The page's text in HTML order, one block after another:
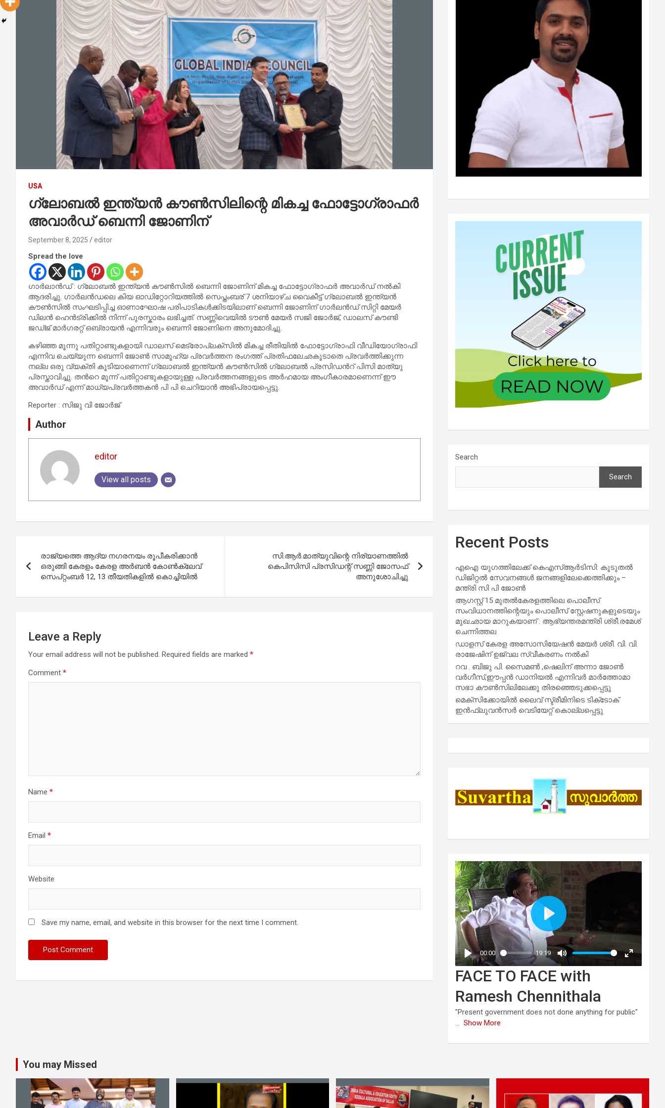
USA
ഗ്ലോബൽ ഇന്ത്യൻ കൗൺസിലിന്റെ മികച്ച ഫോട്ടോഗ്രാഫർ
അവാർഡ് ബെന്നി ജോണിന്
September 8, 2025 editor
Spread the love
ഗാർലാൻഡ് : ഗ്ലോബൽ ഇന്ത്യൻ കൗൺസിൽ ബെന്നി ജോണിന് മികച്ച ഫോട്ടോഗ്രാഫർ അവാർഡ് നൽകി
ആദരിച്ചു. ഗാർലൻഡലെ കിയ ഓഡിറ്റോറിയത്തിൽ സെപ്തംബര് 7 ശനിയാഴ്ച വൈകീട്ട് ഗ്ലോബൽ ഇന്ത്യൻ
കൗൺസിൽ സംഘടിപ്പിച്ച ഓണാഘോഷ പരിപാടികൾക്കിടയിലാണ് ബെന്നി ജോണിന് ഗാർലൻഡ് സിറ്റി മേയർ
ഡിലൻ ഹെൻട്രിക്കിൽ നിന്ന് പുരസ്കാരം ലഭിച്ചത്. സണ്ണിവെയിൽ ടൗൺ മേയർ സജി ജോർജ്, ഡാലസ് കൗണ്ടി
ജഡ്ജ് മാർഗരറ്റ് ഒബ്രായൻ എന്നിവരും ബെന്നി ജോണിനെ അനുമോദിച്ചു.
കഴിഞ്ഞ മൂന്നു പതിറ്റാണ്ടുകളായി ഡാലസ് മെട്രോപ്ലക്സിൽ മികച്ച രീതിയിൽ ഫോട്ടോഗ്രാഫി വീഡിയോഗ്രാഫി
എന്നിവ ചെയ്യുന്ന ബെന്നി ജോൺ സാമൂഹ്യ പ്രവർത്തന രംഗത്ത് പ്രതിഫലേഛകൂടാതെ പ്രവർത്തിക്കുന്ന
നല്ല ഒരു വ്യക്തി കൂടിയാണെന്ന് ഗ്ലോബൽ ഇന്ത്യൻ കൗൺസിൽ ഗ്ലോബൽ പ്രസിഡൻറ് പിസി മാത്യു
പ്രസ്താവിച്ചു. തൻറെ മൂന്ന് പതിറ്റാണ്ടുകളായുള്ള പ്രവർത്തനങ്ങളുടെ അർഹമായ അംഗീകാരമാണെന്ന് ഈ
അവാർഡ് എന്ന് മാധ്യപ്രവർത്തകൻ പി പി ചെറിയാൻ അഭിപ്രായപ്പെട്ടു.
Reporter : സിജു വി ജോർജ്
Author
editor
View all posts
navigation
രാജ്യത്തെ ആദ്യ നഗരനയം രൂപീകരിക്കാൻ
ഒരുങ്ങി കേരളം കേരള അർബൻ കോൺക്ലേവ്
സെപ്റ്റംബർ 12, 13 തീയതികളിൽ കൊച്ചിയിൽ
സി.ആര്‍.മാത്യുവിന്റെ നിര്യാണത്തില്‍
കെപിസിസി പ്രസിഡന്റ് സണ്ണി ജോസഫ്
അനുശോചിച്ചു
Leave a Reply
Your email address will not be published. Required fields are marked *
Comment *
Name *
Email *
Website
Save my name, email, and website in this browser for the next time I comment.
Search
Search
Recent Posts
എഐ യുഗത്തിലേക്ക് കെഎസ്ആർടിസി: കൂടുതൽ
ഡിജിറ്റൽ സേവനങ്ങൾ ജനങ്ങളിലേക്കെത്തിക്കും –
മന്ത്രി സി പി ജോൺ
ആഗസ്റ്റ് 15 മുതല്‍കേരളത്തിലെ പൊലീസ്
സംവിധാനത്തിന്റെയും പൊലീസ് സ്റ്റേഷനുകളുടെയും
മുഖഛായ മാറുകയാണ് : ആഭ്യന്തരമന്ത്രി ശ്രീ.രമേശ്
ചെന്നിത്തല
ഡാളസ് കേരള അസോസിയേഷൻ മേയർ ശ്രീ. വി. വി.
രാജേഷിന് ഉജ്വല സ്വീകരണം നൽകി
റവ . ബിജു പി. സൈമൺ ,ഷെലിന് അന്നാ ജോൺ
വർഗീസ്,ഈപ്പൻ ഡാനിയൽ എന്നിവർ മാർത്തോമാ
സഭാ കൗൺസിലിലേക്കു തിരഞ്ഞെടുക്കപ്പെട്ടു
മെക്സിക്കോയിൽ ലൈവ് സ്ട്രീമിനിടെ ടിക്‌ടോക്
ഇൻഫ്ലുവൻസർ വെടിയേറ്റ് കൊല്ലപ്പെട്ടു
FACE TO FACE with
Ramesh Chennithala
"Present government does not done anything for public"
... Show More
You may Missed